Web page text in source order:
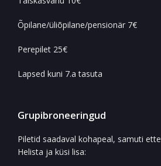
Õpilane/üliõpilane/pensionär 7€
Perepilet 25€
Lapsed kuni 7.a tasuta
Grupibroneeringud
Piletid saadaval kohapeal, samuti
Helista ja küsi lisa: